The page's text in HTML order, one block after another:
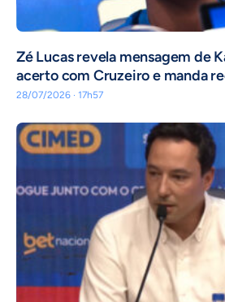
Zé Lucas revela mensagem de
acerto com Cruzeiro e manda
28/07/2026 · 17h57